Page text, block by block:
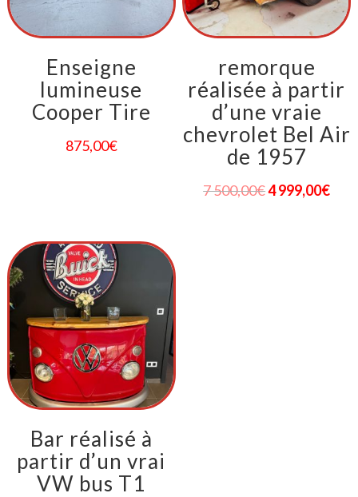
Enseigne
lumineuse
Cooper Tire
875,00€
remorque
réalisée à partir
d’une vraie
chevrolet Bel Air
de 1957
7 500,00€4 999,00€
Bar réalisé à
partir d’un vrai
VW bus T1